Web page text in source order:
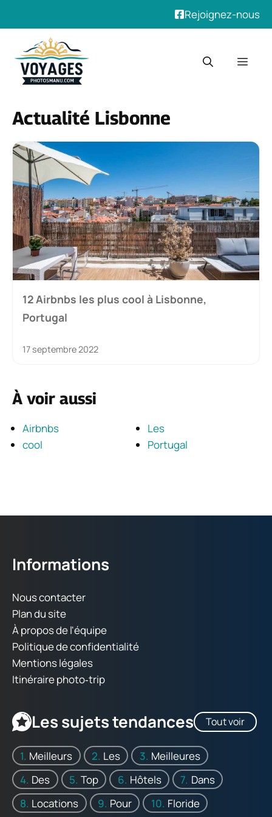
Rejoignez-nous
contenu
Actualité Lisbonne
12 Airbnbs les plus cool à Lisbonne,
Portugal
17 septembre 2022
À voir aussi
Airbnbs
cool
Les
Portugal
Informations
Nous contacter
Plan du site
À propos de l'équipe
Politique de confidentialité
Mentions légales
Itinéraire photo‑trip
Les sujets tendances Tout voir
Meilleurs Les
Meilleures
Des
Top Hôtels
Dans
Locations
Pour Floride